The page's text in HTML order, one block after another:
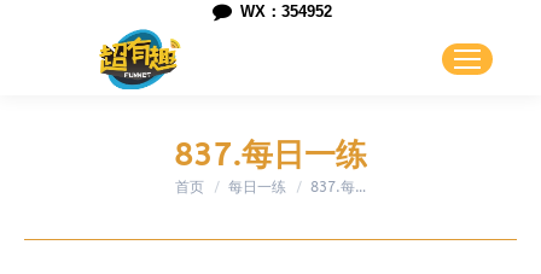
WX：354952
837.每日一练
您在这里：
首页 每日一练 837.每…